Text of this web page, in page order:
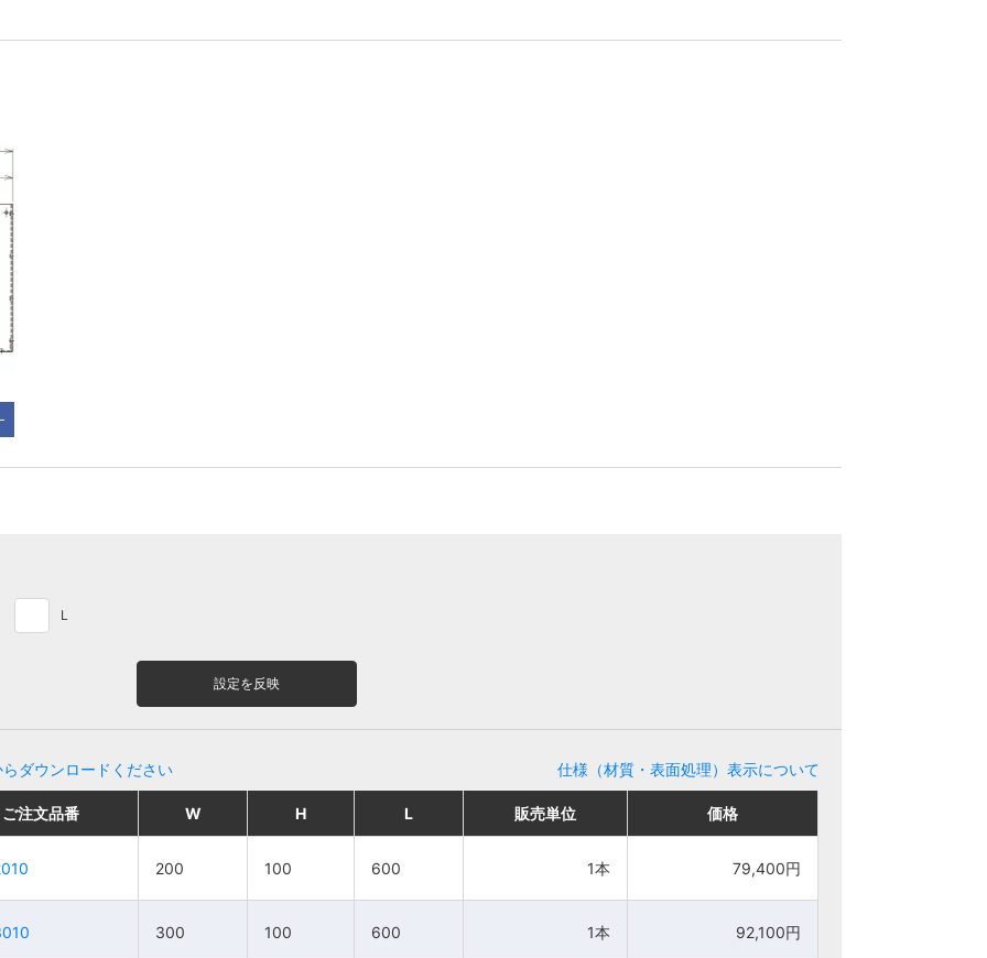
L
設定を反映
ダウンロードください 仕様（材質・表面処理）表示について
W
200 600 79,400円
300 600 92,100円
ご注文品番 W H L 販売単位 価格
200 100 600 1本 79,400円
300 100 600 1本 92,100円
W
200 600 79,400円
300 600 92,100円
ご注文品番 W H L 販売単位 価格
200 100 600 1本 79,400円
300 100 600 1本 92,100円